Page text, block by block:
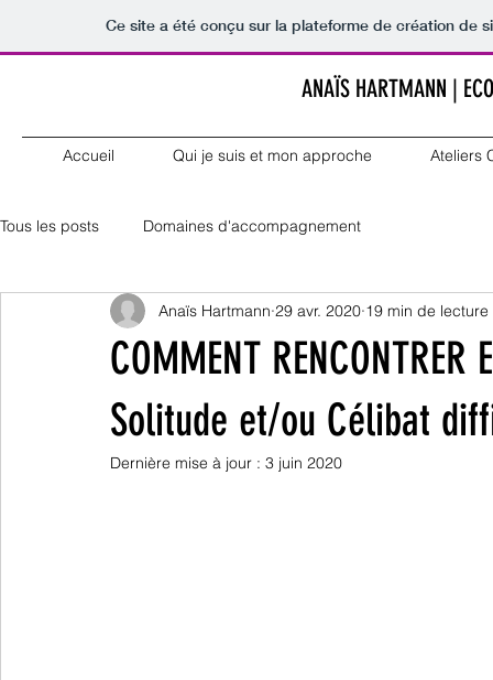
Ce site a été conçu sur la plateforme de création de
ANAÏS HARTMANN |
Accueil Qui je suis et mon approche Ateliers
Tous les posts Domaines d'accompagnement
COMMENT
Solitude et/ou Célibat
Anaïs Hartmann 29 avr. 2020 19 min de lecture
Dernière mise à jour : 3 juin 2020